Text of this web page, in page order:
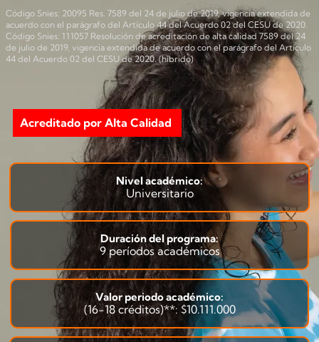
Código Snies: 20095 Res. 7589 del 24 de julio de 2019, vigencia extendida de
acuerdo con el parágrafo del Artículo 44 del Acuerdo 02 del CESU de 2020.
Código Snies: 111057 Resolución de acreditación de alta calidad 7589 del 24
de julio de 2019, vigencia extendida de acuerdo con el parágrafo del Artículo
44 del Acuerdo 02 del CESU de 2020. (híbrido)
Acreditado por Alta Calidad
Nivel académico:
Universitario
Duración del programa:
9 períodos académicos
Valor periodo académico:
(16-18 créditos)**: $10.111.000